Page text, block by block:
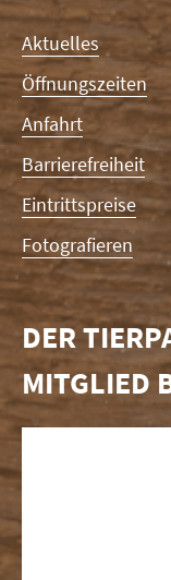
Navigation
überspringen
Aktuelles
Öffnungszeiten
Anfahrt
Barrierefreiheit
Eintrittspreise
Fotografieren
DER
MITGLIED